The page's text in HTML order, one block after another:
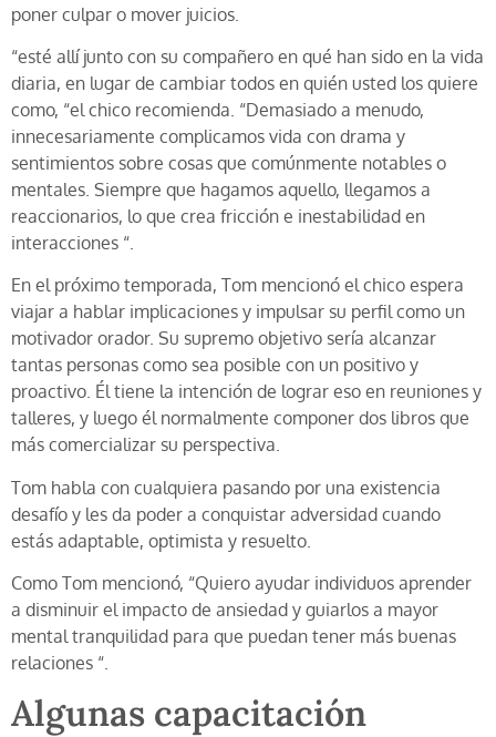
poner culpar o mover juicios.
“esté allí junto con su compañero en qué han sido en la vida
diaria, en lugar de cambiar todos en quién usted los quiere
como, “el chico recomienda. “Demasiado a menudo,
innecesariamente complicamos vida con drama y
sentimientos sobre cosas que comúnmente notables o
mentales. Siempre que hagamos aquello, llegamos a
reaccionarios, lo que crea fricción e inestabilidad en
interacciones “.
En el próximo temporada, Tom mencionó el chico espera
viajar a hablar implicaciones y impulsar su perfil como un
motivador orador. Su supremo objetivo sería alcanzar
tantas personas como sea posible con un positivo y
proactivo. Él tiene la intención de lograr eso en reuniones y
talleres, y luego él normalmente componer dos libros que
más comercializar su perspectiva.
Tom habla con cualquiera pasando por una existencia
desafío y les da poder a conquistar adversidad cuando
estás adaptable, optimista y resuelto.
Como Tom mencionó, “Quiero ayudar individuos aprender
a disminuir el impacto de ansiedad y guiarlos a mayor
mental tranquilidad para que puedan tener más buenas
relaciones “.
Algunas capacitación